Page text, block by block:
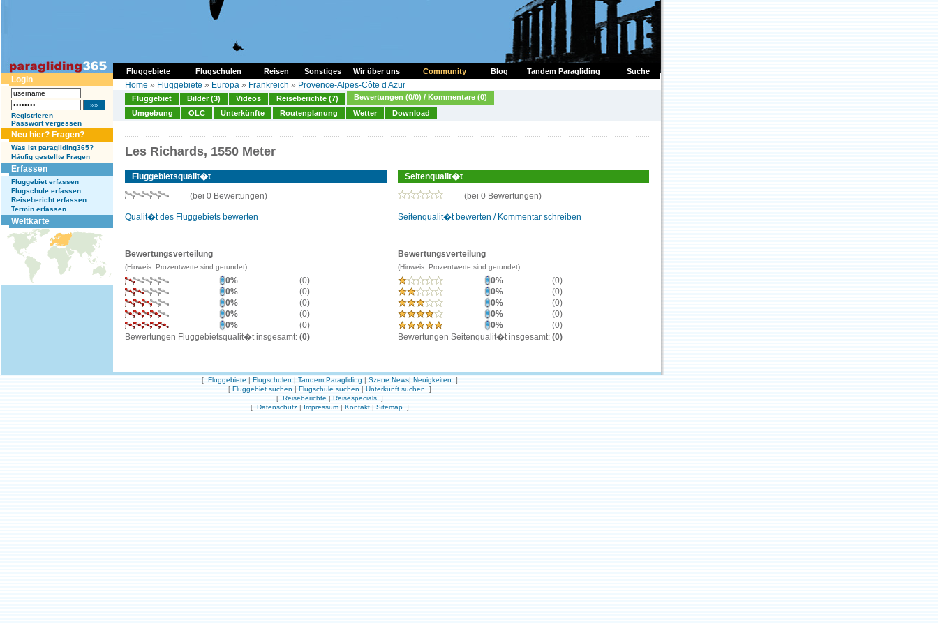
Fluggebiete Flugschulen Reisen Sonstiges Wir über uns Suche
Community Blog Tandem Paragliding
Login
Registrieren
Passwort vergessen
Neu hier? Fragen?
Was ist paragliding365?
Häufig gestellte Fragen
Erfassen
Fluggebiet erfassen
Flugschule erfassen
Reisebericht erfassen
Termin erfassen
Weltkarte
Home » Fluggebiete » Europa » Frankreich » Provence-Alpes-Côte d Azur
Fluggebiet Bilder (3) Videos Reiseberichte (7)
Bewertungen (0/0) / Kommentare (0)
Umgebung
OLC Unterkünfte Routenplanung Wetter Download
Les Richards, 1550 Meter
Fluggebietsqualit�t
(bei 0 Bewertungen)
Qualit�t des Fluggebiets bewerten
Bewertungsverteilung
(Hinweis: Prozentwerte sind gerundet)
0%
(0)
0%
(0)
0%
(0)
0%
(0)
0%
(0)
Bewertungen Fluggebietsqualit�t insgesamt: (0)
Seitenqualit�t
(bei 0 Bewertungen)
Seitenqualit�t bewerten / Kommentar schreiben
Bewertungsverteilung
(Hinweis: Prozentwerte sind gerundet)
0%
(0)
0%
(0)
0%
(0)
0%
(0)
0%
(0)
Bewertungen Seitenqualit�t insgesamt: (0)
[ Fluggebiete | Flugschulen | Tandem Paragliding | Szene News| Neuigkeiten ]
[ Fluggebiet suchen | Flugschule suchen | Unterkunft suchen ]
[ Reiseberichte | Reisespecials ]
[ Datenschutz | Impressum | Kontakt | Sitemap ]